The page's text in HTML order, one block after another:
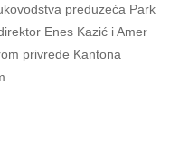
preduzeća Park
Enes Kazić i Amer
privrede Kantona